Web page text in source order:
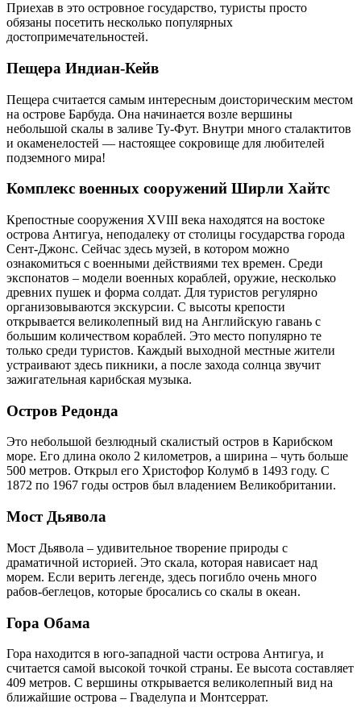
Приехав в это островное государство, туристы просто
обязаны посетить несколько популярных
достопримечательностей.
Пещера Индиан-Кейв
Пещера считается самым интересным доисторическим местом
на острове Барбуда. Она начинается возле вершины
небольшой скалы в заливе Ту-Фут. Внутри много сталактитов
и окаменелостей — настоящее сокровище для любителей
подземного мира!
Комплекс военных сооружений Ширли Хайтс
Крепостные сооружения XVIII века находятся на востоке
острова Антигуа, неподалеку от столицы государства города
Сент-Джонс. Сейчас здесь музей, в котором можно
ознакомиться с военными действиями тех времен. Среди
экспонатов – модели военных кораблей, оружие, несколько
древних пушек и форма солдат. Для туристов регулярно
организовываются экскурсии. С высоты крепости
открывается великолепный вид на Английскую гавань с
большим количеством кораблей. Это место популярно те
только среди туристов. Каждый выходной местные жители
устраивают здесь пикники, а после захода солнца звучит
зажигательная карибская музыка.
Остров Редонда
Это небольшой безлюдный скалистый остров в Карибском
море. Его длина около 2 километров, а ширина – чуть больше
500 метров. Открыл его Христофор Колумб в 1493 году. С
1872 по 1967 годы остров был владением Великобритании.
Мост Дьявола
Мост Дьявола – удивительное творение природы с
драматичной историей. Это скала, которая нависает над
морем. Если верить легенде, здесь погибло очень много
рабов-беглецов, которые бросались со скалы в океан.
Гора Обама
Гора находится в юго-западной части острова Антигуа, и
считается самой высокой точкой страны. Ее высота составляет
409 метров. С вершины открывается великолепный вид на
ближайшие острова – Гваделупа и Монтсеррат.